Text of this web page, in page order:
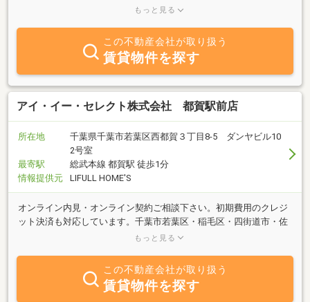
屋探しが可能です。千葉市特化の賃貸専門店。エリアに密着した最
もっと見る
この不動産会社が取り扱う
賃貸物件を探す
アイ・イー・セレクト株式会社 都賀駅前店
所在地
千葉県千葉市若葉区西都賀３丁目8-5 ダンヤビル10
2号室
最寄駅
総武本線 都賀駅 徒歩1分
情報提供元
LIFULL HOME'S
オンライン内見・オンライン契約ご相談下さい。初期費用のクレジ
ット決済も対応しています。千葉市若葉区・稲毛区・四街道市・佐
倉市・八街市のお部屋は探しは情報豊富な当店へおまかせくださ
もっと見る
この不動産会社が取り扱う
賃貸物件を探す